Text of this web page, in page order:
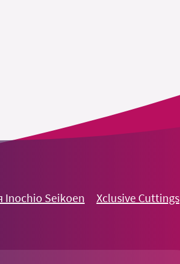
Inochio Seikoen Xclusive Cuttings